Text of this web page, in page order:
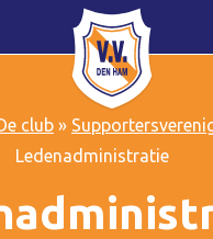
club»
Ledenadministratie